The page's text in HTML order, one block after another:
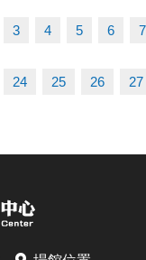
【加碼優惠】
3 4 5 6 7
24 25 26 27